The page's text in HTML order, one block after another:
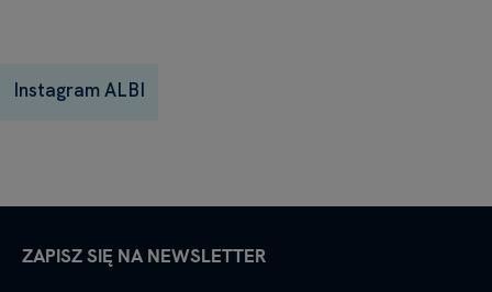
Instagram ALBI
ZAPISZ SIĘ NA NEWSLETTER